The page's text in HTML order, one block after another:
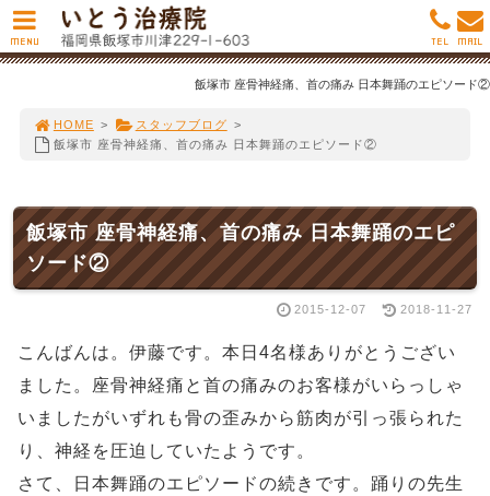
飯塚市 座骨神経痛、首の痛み 日本舞踊のエピソード②
HOME > スタッフブログ >
飯塚市 座骨神経痛、首の痛み 日本舞踊のエピソード②
飯塚市 座骨神経痛、首の痛み 日本舞踊のエピ
ソード②
2015-12-07 2018-11-27
こんばんは。伊藤です。本日4名様ありがとうござい
ました。座骨神経痛と首の痛みのお客様がいらっしゃ
いましたがいずれも骨の歪みから筋肉が引っ張られた
り、神経を圧迫していたようです。
さて、日本舞踊のエピソードの続きです。踊りの先生
MENU MAIL
TEL